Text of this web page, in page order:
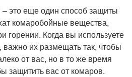
это еще один способ защиты
комаробойные вещества,
горении. Когда вы используете
их размещать так, чтобы
от вас, но в то же время
защитить вас от комаров.